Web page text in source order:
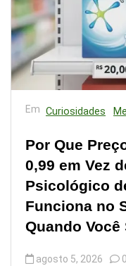
Em Curiosidades
Por Que
0,99 em Vez
Psicológico
Funciona no
Quando Você
agosto 5, 2026 0